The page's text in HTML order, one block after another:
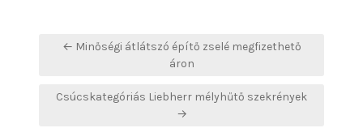
Bejegyzés
← Minőségi átlátszó építő zselé megfizethető
áron
Csúcskategóriás Liebherr mélyhűtő szekrények
→